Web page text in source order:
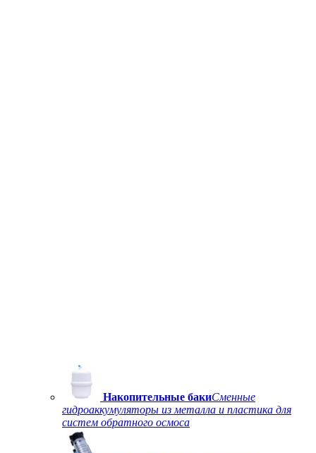
Накопительные бакиСменные
гидроаккумуляторы из металла и пластика для
систем обратного осмоса